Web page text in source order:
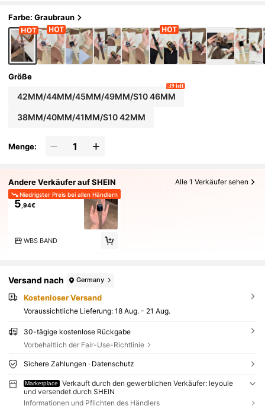
Farbe: Graubraun
Größe
42MM/44MM/45MM/49MM/S10 46MM
39 left
38MM/40MM/41MM/S10 42MM
Menge:
Andere Verkäufer auf SHEIN Alle 1 Verkäufer sehen
Niedrigster Preis bei allen Händlern
5,94€
WBS BAND
Versand nach Germany
Kostenloser Versand
Voraussichtliche Lieferung: 18 Aug. - 21 Aug.
30-tägige kostenlose Rückgabe
Vorbehaltlich der Fair-Use-Richtlinie
Sichere Zahlungen · Datenschutz
Marketplace
Verkauft durch den gewerblichen Verkäufer: leyoule
und versendet durch SHEIN
Informationen und Pflichten des Händlers